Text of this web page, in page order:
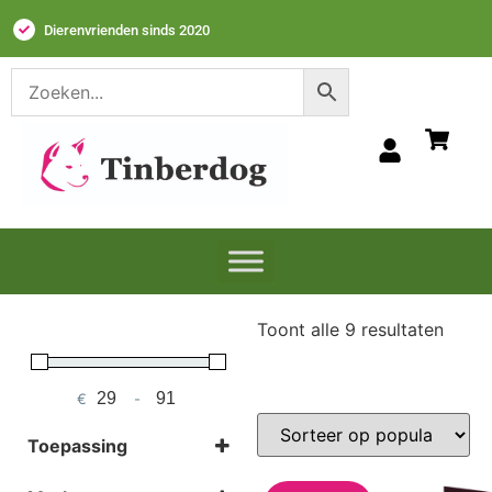
Dierenvrienden sinds 2020
€ Minimum Price
-Maximum Price
Toepassing
Toont alle 9 resultaten